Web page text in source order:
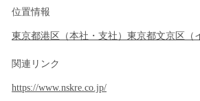
位置情報
東京都港区 （本社・支社 ） 東京都文京区 （
関連リンク
https://www.nskre.co.jp/